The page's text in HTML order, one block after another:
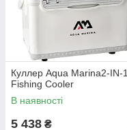
Куллер Aqua Marina2-IN-1
Fishing Cooler
В наявності
5 438 ₴